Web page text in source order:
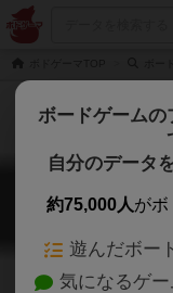
ゆ
ボードゲームの
自分のデータ
約75,000人がボ
遊んだボー
気になるゲ